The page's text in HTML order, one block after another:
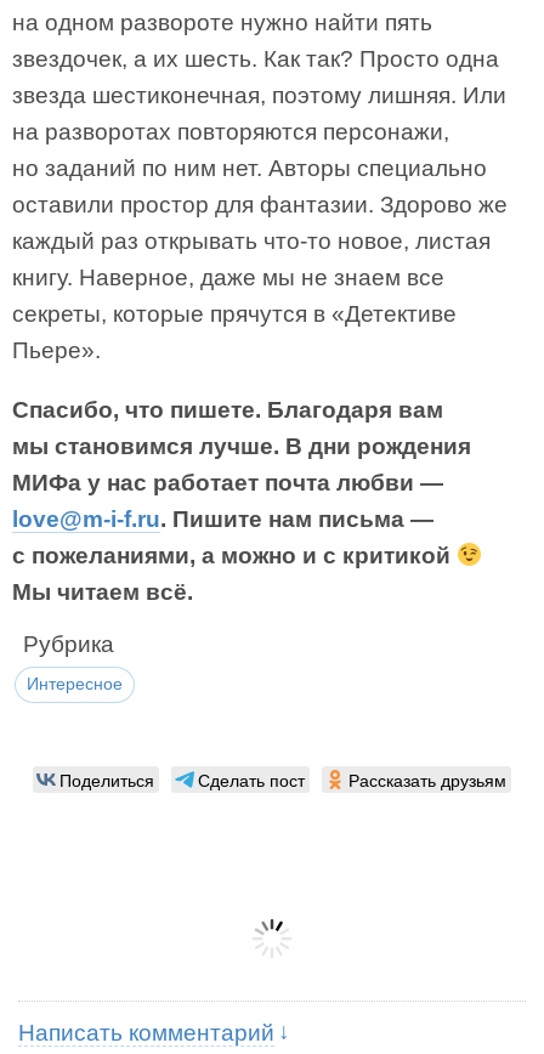
на одном развороте нужно найти пять
звездочек, а их шесть. Как так? Просто одна
звезда шестиконечная, поэтому лишняя. Или
на разворотах повторяются персонажи,
но заданий по ним нет. Авторы специально
оставили простор для фантазии. Здорово же
каждый раз открывать что-то новое, листая
книгу. Наверное, даже мы не знаем все
секреты, которые прячутся в «Детективе
Пьере».
Спасибо, что пишете. Благодаря вам
мы становимся лучше. В дни рождения
МИФа у нас работает почта любви —
love@m-i-f.ru. Пишите нам письма —
с пожеланиями, а можно и с критикой
Мы читаем всё.
Рубрика
Интересное
Поделиться Сделать пост Рассказать друзьям
Написать комментарий